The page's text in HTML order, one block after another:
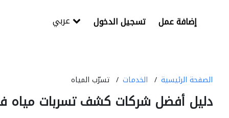
تسجيل الدخول إضافة عمل
الصفحة الرئيسية الخدمات تسرّب المياه
دليل أفضل شركات كشف تسربات